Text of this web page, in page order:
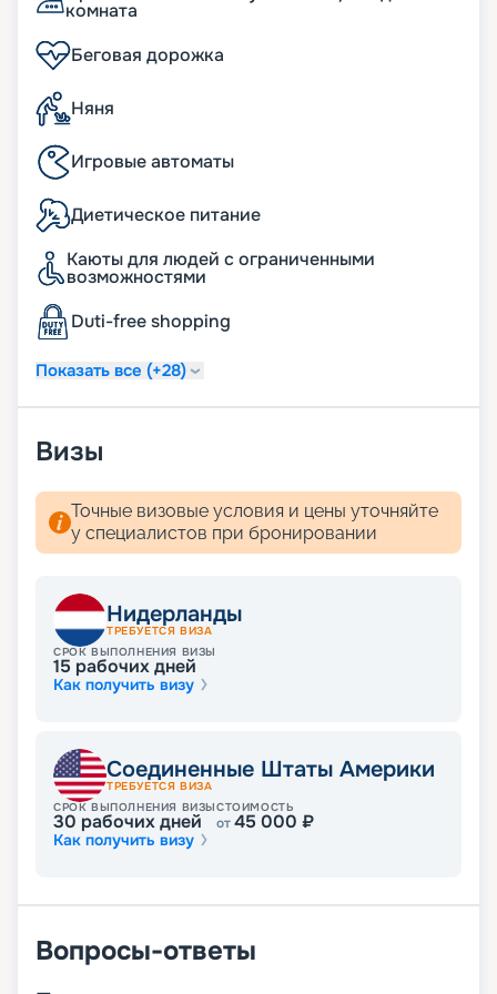
комната
Беговая дорожка
Няня
Игровые автоматы
Диетическое питание
Каюты для людей с ограниченными
возможностями
Duti-free shopping
Показать все (+28)
Визы
Точные визовые условия и цены уточняйте
у специалистов при бронировании
Нидерланды
ТРЕБУЕТСЯ ВИЗА
СРОК ВЫПОЛНЕНИЯ ВИЗЫ
15 рабочих дней
Как получить визу
Соединенные Штаты Америки
ТРЕБУЕТСЯ ВИЗА
СРОК ВЫПОЛНЕНИЯ ВИЗЫ
30 рабочих дней
СТОИМОСТЬ
от45 000 ₽
Как получить визу
Вопросы-ответы